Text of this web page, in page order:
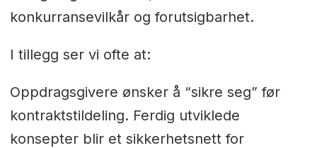
konkurransevilkår og forutsigbarhet.
I tillegg ser vi ofte at:
Oppdragsgivere ønsker å “sikre seg” før
kontraktstildeling. Ferdig utviklede
konsepter blir et sikkerhetsnett for